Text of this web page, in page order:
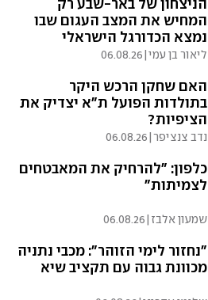
הניצחון של באר-שבע רק
המחיש את המצב העגום שבו
נמצא הכדורגל הישראלי
ליאור בן עמי|
06.08.26
האם שחקן הרכש היקר
בתולדות הפועל ת"א יצדיק את
הציפיות?
נדב צנציפר|
06.08.26
כלפון: "להרחיק את המאבטחים
לצמיתות"
שמעון אלבז 06.08.26
"נחזור לימי הזוהר": מכבי נתניה
מכוונת גבוה עם תקציב שיא